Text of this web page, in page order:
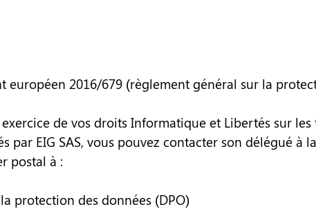
européen 2016/679 (règlement général sur la
de vos droits Informatique et Libertés sur
par EIG SAS, vous pouvez contacter son délégué à
postal à :
protection des données (DPO)